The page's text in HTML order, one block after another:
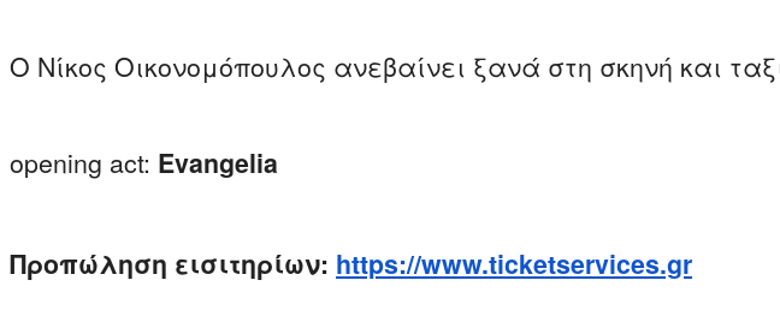
Ο Νίκος Οικονομόπουλος ανεβαίνει ξανά στη σκηνή και
opening act: Evangelia
Προπώληση εισιτηρίων: https://www.ticketservices.gr